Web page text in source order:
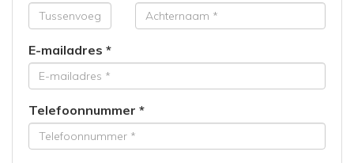
E-mailadres
Telefoonnummer